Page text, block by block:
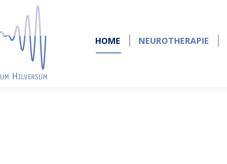
HOME NEUROTHERAPIE
HOME NEUROTHERAPIE